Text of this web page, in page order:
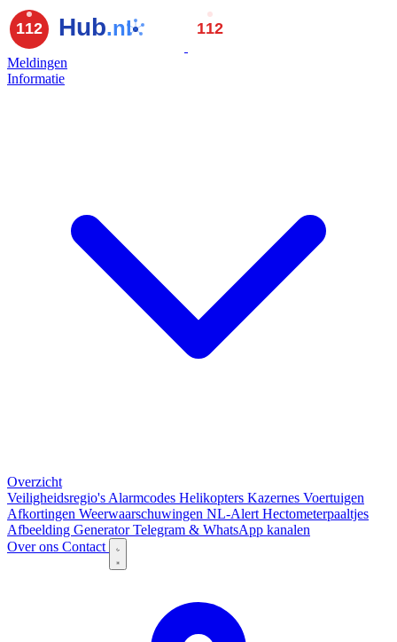
Meldingen
Informatie
Overzicht
Veiligheidsregio's Alarmcodes Helikopters Kazernes Voertuigen
Afkortingen Weerwaarschuwingen NL-Alert Hectometerpaaltjes
Afbeelding GeneratorTelegram & WhatsApp kanalen
Over ons Contact